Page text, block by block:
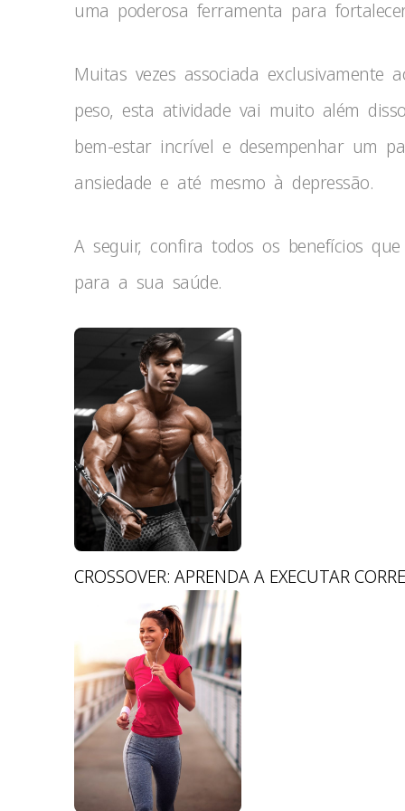
uma poderosa ferramenta para
Muitas vezes associada
peso, esta atividade vai muito além
bem-estar incrível e desempenhar um
ansiedade e até mesmo à depressão.
A seguir, confira todos os benefícios
para a sua saúde.
CROSSOVER: APRENDA A EXECUTAR